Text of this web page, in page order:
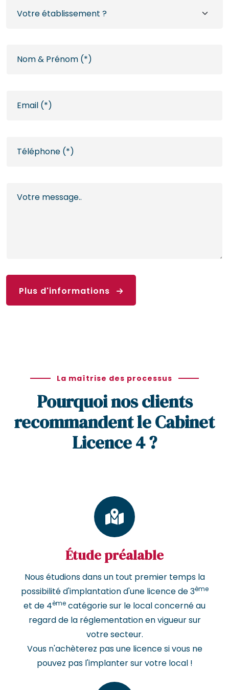
Plus d'informations
La maîtrise des processus
Pourquoi nos clients
recommandent le Cabinet
Licence 4 ?
Étude préalable
Nous étudions dans un tout premier temps la
possibilité d'implantation d'une licence de 3ème
et de 4ème catégorie sur le local concerné au
regard de la réglementation en vigueur sur
votre secteur.
Vous n'achèterez pas une licence si vous ne
pouvez pas l'implanter sur votre local !